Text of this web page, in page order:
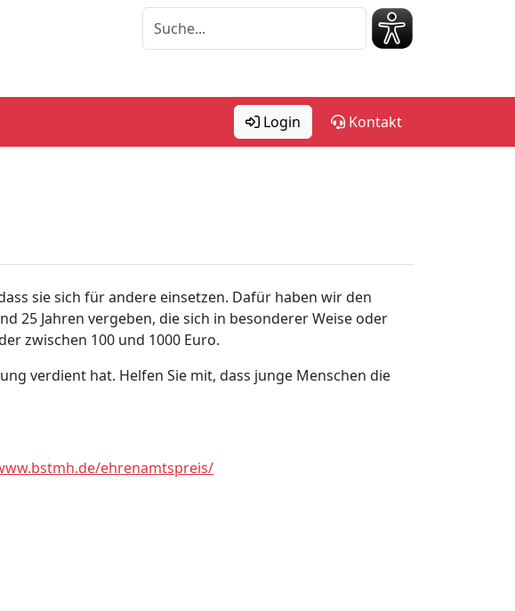
Login Kontakt
sie sich für andere einsetzen. Dafür haben wir den
25 Jahren vergeben, die sich in besonderer Weise oder
zwischen 100 und 1000 Euro.
verdient hat. Helfen Sie mit, dass junge Menschen die
ehrenamtspreis/